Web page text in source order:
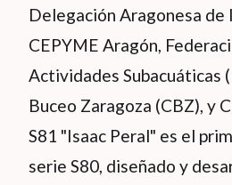
Delegación Aragonesa de
CEPYME Aragón,
Actividades Subacuáticas
Buceo Zaragoza (CBZ), y
S81 "Isaac Peral" es el
serie S80, diseñado y